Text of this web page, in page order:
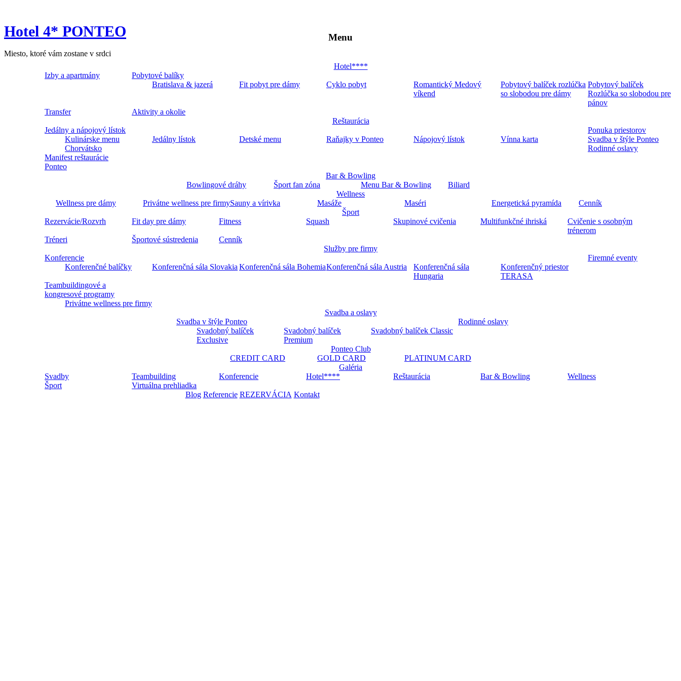
Hotel 4* PONTEO
Miesto, ktoré vám zostane v srdci
Menu
Hotel****
Izby a apartmány
Pobytové balíky
Bratislava & jazerá
Fit pobyt pre dámy Cyklo pobyt
Romantický Medový
víkend
Pobytový balíček rozlúčka
so slobodou pre dámy
Pobytový balíček
Rozlúčka so slobodou pre
pánov
Transfer
Aktivity a okolie
Reštaurácia
Jedálny a nápojový lístok
Kulinárske menu
Chorvátsko
Jedálny lístok Detské menu Raňajky v Ponteo Nápojový lístok Vínna karta
Ponuka priestorov
Svadba v štýle Ponteo
Rodinné oslavy
Manifest reštaurácie
Ponteo
Bar & Bowling
Bowlingové dráhy
Šport fan zóna Menu Bar & Bowling
Biliard
Wellness
Wellness pre dámy
Privátne wellness pre firmySauny a vírivka Masáže Maséri Energetická pyramída
Cenník
Šport
Rezervácie/Rozvrh
Fit day pre dámy Fitness Squash Skupinové cvičenia Multifunkčné ihriská
Cvičenie s osobným
trénerom
Tréneri
Športové sústredenia
Cenník
Služby pre firmy
Konferencie
Konferenčné balíčky
Konferenčná sála Slovakia Konferenčná sála BohemiaKonferenčná sála Austria
Konferenčná sála
Hungaria
Konferenčný priestor
TERASA
Firemné eventy
Teambuildingové a
kongresové programy
Privátne wellness pre firmy
Svadba a oslavy
Svadba v štýle Ponteo
Svadobný balíček
Exclusive
Svadobný balíček
Premium
Svadobný balíček Classic
Rodinné oslavy
Ponteo Club
CREDIT CARD
GOLD CARD
PLATINUM CARD
Galéria
Svadby
Teambuilding Konferencie Hotel**** Reštaurácia Bar & Bowling
Wellness
Šport
Virtuálna prehliadka
Blog Referencie REZERVÁCIA Kontakt